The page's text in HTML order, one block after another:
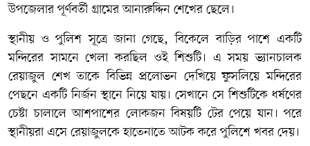
উপজেলার পূর্ণবর্তী গ্রামের আনারুদ্দিন শেখের ছেলে।
স্থানীয় ও পুলিশ সূত্রে জানা গেছে, বিকেলে বাড়ির পাশে একটি
মন্দিরের সামনে খেলা করছিল ওই শিশুটি। এ সময় ভ্যানচালক
রেয়াজুল শেখ তাকে বিভিন্ন প্রলোভন দেখিয়ে ফুসলিয়ে মন্দিরের
পেছনে একটি নির্জন স্থানে নিয়ে যায়। সেখানে সে শিশুটিকে ধর্ষণের
চেষ্টা চালালে আশপাশের লোকজন বিষয়টি টের পেয়ে যান। পরে
স্থানীয়রা এসে রেয়াজুলকে হাতেনাতে আটক করে পুলিশে খবর দেয়।